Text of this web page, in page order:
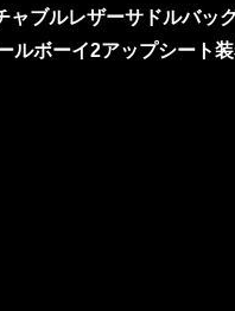
ブルレザーサドルバッ
ルボーイ2アップシート装